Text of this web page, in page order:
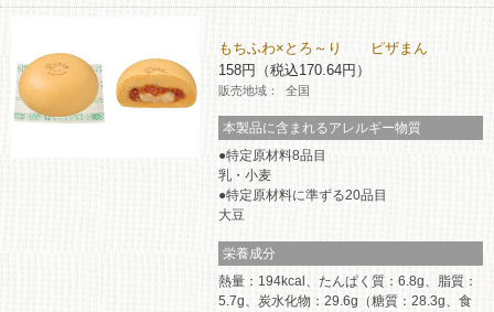
もちふわ×とろ～り ピザまん
158円（税込170.64円）
販売地域： 全国
本製品に含まれるアレルギー物質
特定原材料8品目
乳・小麦
特定原材料に準ずる20品目
大豆
栄養成分
熱量：194kcal、たんぱく質：6.8g、脂質：
5.7g、炭水化物：29.6g（糖質：28.3g、食